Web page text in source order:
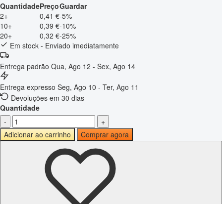
QuantidadePreçoGuardar
2+
0,41 €-5%
10+
0,39 €-10%
20+
0,32 €-25%
Em stock - Enviado imediatamente
Entrega padrão Qua, Ago 12 - Sex, Ago 14
Entrega expresso Seg, Ago 10 - Ter, Ago 11
Devoluções em 30 dias
Quantidade
-
+
Adicionar ao carrinho
Comprar agora